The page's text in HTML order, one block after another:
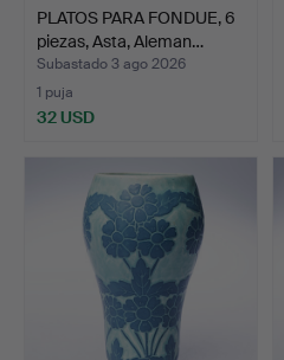
PLATOS PARA FONDUE, 6
piezas, Asta, Aleman…
Subastado 3 ago 2026
1 puja
32 USD